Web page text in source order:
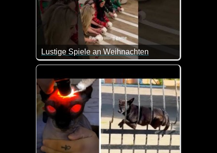
Lustige Spiele an Weihnachten
Du möchtest Weihnachten noch etwas lustiger